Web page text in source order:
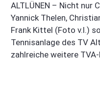
ALTLÜNEN – Nicht nur
Yannick Thelen,
Frank Kittel (Foto v.l.)
Tennisanlage des TV
zahlreiche weitere